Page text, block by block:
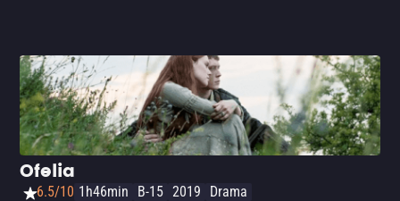
Ofelia
6.5/10 1h46min B-15 2019
Drama